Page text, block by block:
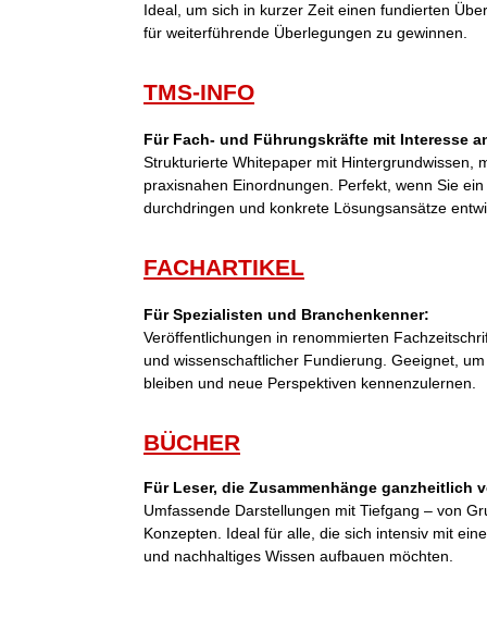
Ideal, um sich in kurzer Zeit einen fundierten
für weiterführende Überlegungen zu gewinnen.
TMS-INFO
Für Fach- und Führungskräfte mit Interesse
Strukturierte Whitepaper mit Hintergrundwissen,
praxisnahen Einordnungen. Perfekt, wenn Sie
durchdringen und konkrete Lösungsansätze
FACHARTIKEL
Für Spezialisten und Branchenkenner:
Veröffentlichungen in renommierten
und wissenschaftlicher Fundierung. Geeignet,
bleiben und neue Perspektiven kennenzulernen.
BÜCHER
Für Leser, die Zusammenhänge ganzheitlich
Umfassende Darstellungen mit Tiefgang – von
Konzepten. Ideal für alle, die sich intensiv mit
und nachhaltiges Wissen aufbauen möchten.